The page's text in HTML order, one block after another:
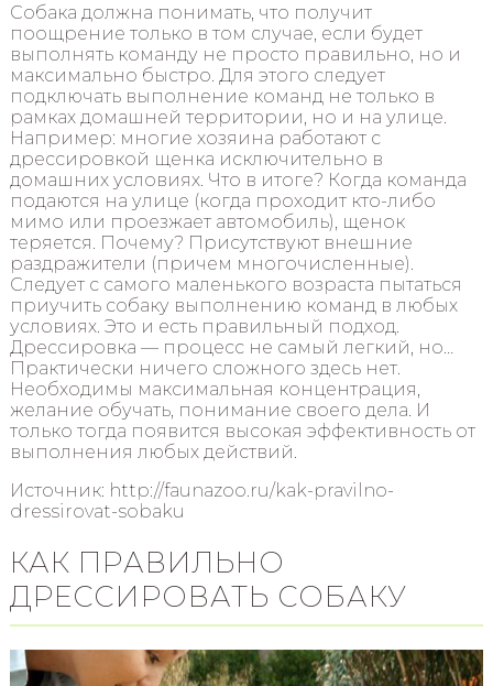
Собака должна понимать, что получит
поощрение только в том случае, если будет
выполнять команду не просто правильно, но и
максимально быстро. Для этого следует
подключать выполнение команд не только в
рамках домашней территории, но и на улице.
Например: многие хозяина работают с
дрессировкой щенка исключительно в
домашних условиях. Что в итоге? Когда команда
подаются на улице (когда проходит кто-либо
мимо или проезжает автомобиль), щенок
теряется. Почему? Присутствуют внешние
раздражители (причем многочисленные).
Следует с самого маленького возраста пытаться
приучить собаку выполнению команд в любых
условиях. Это и есть правильный подход.
Дрессировка — процесс не самый легкий, но…
Практически ничего сложного здесь нет.
Необходимы максимальная концентрация,
желание обучать, понимание своего дела. И
только тогда появится высокая эффективность от
выполнения любых действий.
Источник: http://faunazoo.ru/kak-pravilno-
dressirovat-sobaku
КАК ПРАВИЛЬНО
ДРЕССИРОВАТЬ СОБАКУ